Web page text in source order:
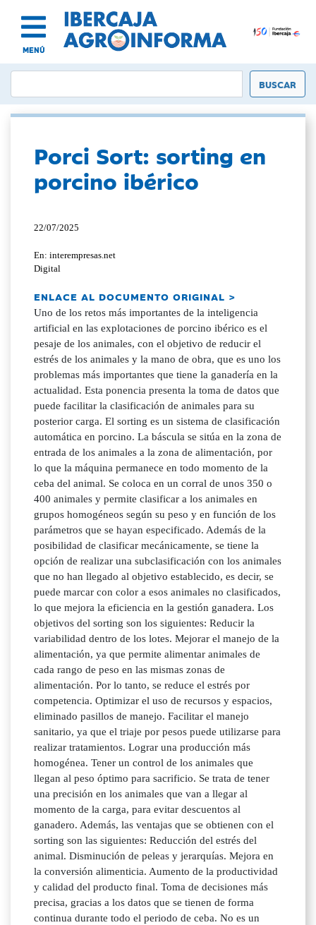
MENÚ
Porci Sort: sorting en
porcino ibérico
22/07/2025
En: interempresas.net
Digital
ENLACE AL DOCUMENTO ORIGINAL >
Uno de los retos más importantes de la inteligencia
artificial en las explotaciones de porcino ibérico es el
pesaje de los animales, con el objetivo de reducir el
estrés de los animales y la mano de obra, que es uno los
problemas más importantes que tiene la ganadería en la
actualidad. Esta ponencia presenta la toma de datos que
puede facilitar la clasificación de animales para su
posterior carga. El sorting es un sistema de clasificación
automática en porcino. La báscula se sitúa en la zona de
entrada de los animales a la zona de alimentación, por
lo que la máquina permanece en todo momento de la
ceba del animal. Se coloca en un corral de unos 350 o
400 animales y permite clasificar a los animales en
grupos homogéneos según su peso y en función de los
parámetros que se hayan especificado. Además de la
posibilidad de clasificar mecánicamente, se tiene la
opción de realizar una subclasificación con los animales
que no han llegado al objetivo establecido, es decir, se
puede marcar con color a esos animales no clasificados,
lo que mejora la eficiencia en la gestión ganadera. Los
objetivos del sorting son los siguientes: Reducir la
variabilidad dentro de los lotes. Mejorar el manejo de la
alimentación, ya que permite alimentar animales de
cada rango de peso en las mismas zonas de
alimentación. Por lo tanto, se reduce el estrés por
competencia. Optimizar el uso de recursos y espacios,
eliminado pasillos de manejo. Facilitar el manejo
sanitario, ya que el triaje por pesos puede utilizarse para
realizar tratamientos. Lograr una producción más
homogénea. Tener un control de los animales que
llegan al peso óptimo para sacrificio. Se trata de tener
una precisión en los animales que van a llegar al
momento de la carga, para evitar descuentos al
ganadero. Además, las ventajas que se obtienen con el
sorting son las siguientes: Reducción del estrés del
animal. Disminución de peleas y jerarquías. Mejora en
la conversión alimenticia. Aumento de la productividad
y calidad del producto final. Toma de decisiones más
precisa, gracias a los datos que se tienen de forma
continua durante todo el periodo de ceba. No es un